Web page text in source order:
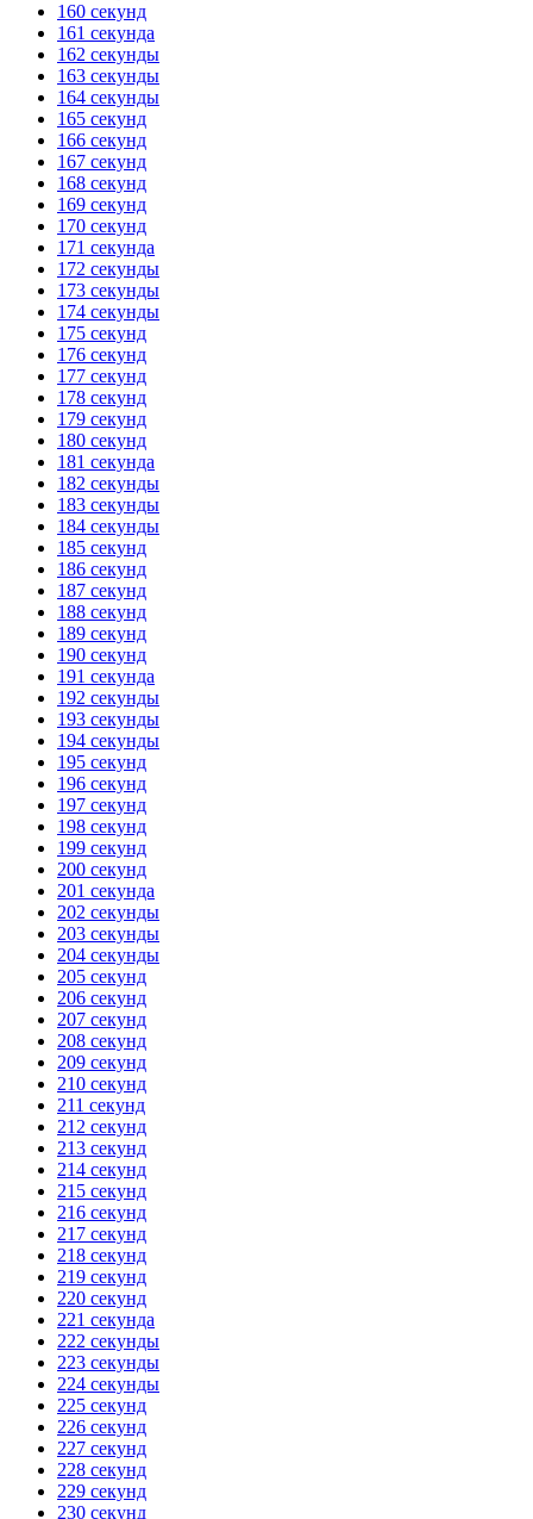
160 секунд
161 секунда
162 секунды
163 секунды
164 секунды
165 секунд
166 секунд
167 секунд
168 секунд
169 секунд
170 секунд
171 секунда
172 секунды
173 секунды
174 секунды
175 секунд
176 секунд
177 секунд
178 секунд
179 секунд
180 секунд
181 секунда
182 секунды
183 секунды
184 секунды
185 секунд
186 секунд
187 секунд
188 секунд
189 секунд
190 секунд
191 секунда
192 секунды
193 секунды
194 секунды
195 секунд
196 секунд
197 секунд
198 секунд
199 секунд
200 секунд
201 секунда
202 секунды
203 секунды
204 секунды
205 секунд
206 секунд
207 секунд
208 секунд
209 секунд
210 секунд
211 секунд
212 секунд
213 секунд
214 секунд
215 секунд
216 секунд
217 секунд
218 секунд
219 секунд
220 секунд
221 секунда
222 секунды
223 секунды
224 секунды
225 секунд
226 секунд
227 секунд
228 секунд
229 секунд
230 секунд